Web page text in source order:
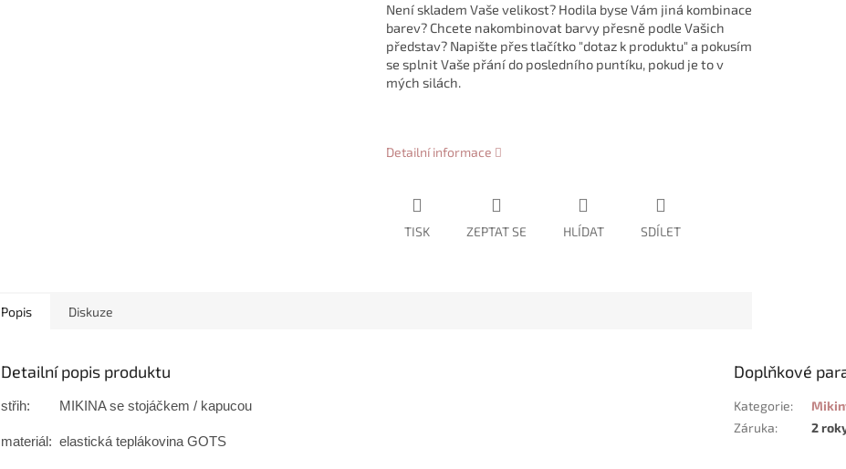
Není skladem Vaše velikost? Hodila byse Vám jiná kombinace
barev? Chcete nakombinovat barvy přesně podle Vašich
představ? Napište přes tlačítko "dotaz k produktu" a pokusím
se splnit Vaše přání do posledního puntíku, pokud je to v
mých silách.
Detailní informace
TISK ZEPTAT SE HLÍDAT SDÍLET
Popis Diskuze
Detailní popis produktu
střih: MIKINA se stojáčkem / kapucou
materiál: elastická teplákovina GOTS
Doplňkové
Kategorie:
Záruka: 2